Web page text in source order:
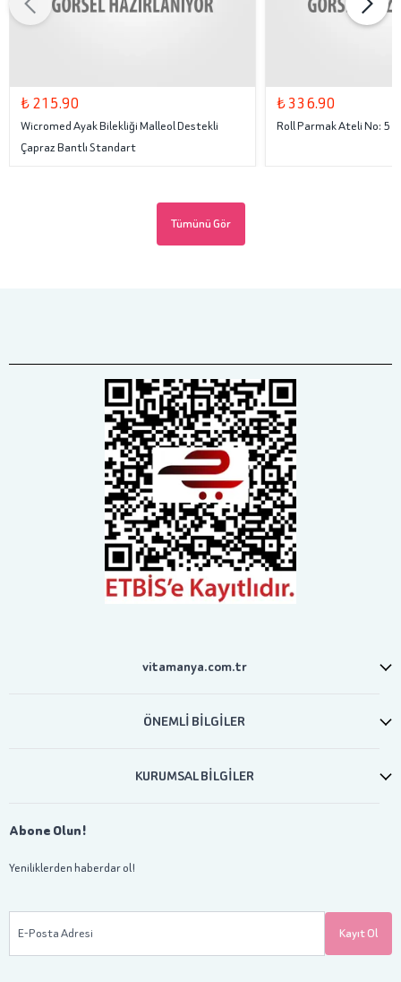
₺ 215.90
Wicromed Ayak Bilekliği Malleol Destekli
Çapraz Bantlı Standart
₺ 336.90
Roll Parmak Ateli No: 5
Tümünü Gör
vitamanya.com.tr
ÖNEMLİ BİLGİLER
KURUMSAL BİLGİLER
Abone Olun!
Yeniliklerden haberdar ol!
E-Posta Adresi Kayıt Ol